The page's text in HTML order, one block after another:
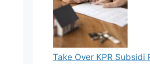
Take Over KPR Subsidi